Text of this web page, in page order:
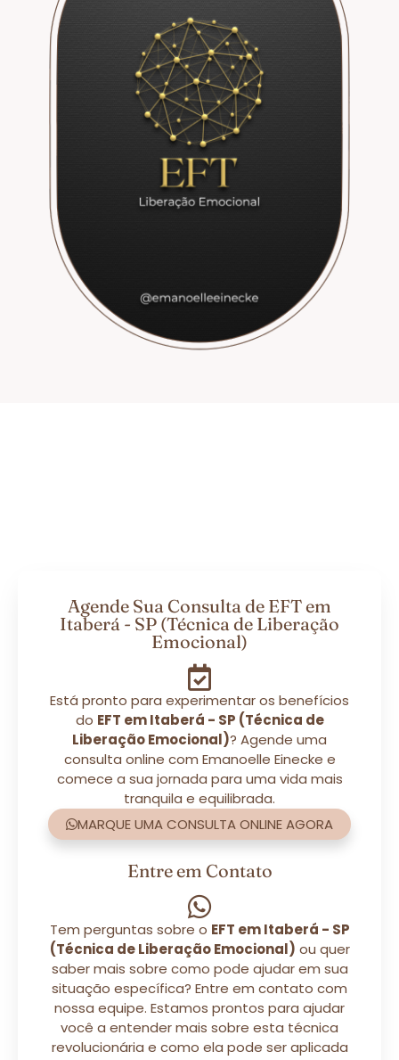
Agende Sua Consulta de EFT em
Itaberá - SP (Técnica de Liberação
Emocional)
Está pronto para experimentar os benefícios
do EFT em Itaberá - SP (Técnica de
Liberação Emocional)? Agende uma
consulta online com Emanoelle Einecke e
comece a sua jornada para uma vida mais
tranquila e equilibrada.
MARQUE UMA CONSULTA ONLINE AGORA
Entre em Contato
Tem perguntas sobre o EFT em Itaberá - SP
(Técnica de Liberação Emocional) ou quer
saber mais sobre como pode ajudar em sua
situação específica? Entre em contato com
nossa equipe. Estamos prontos para ajudar
você a entender mais sobre esta técnica
revolucionária e como ela pode ser aplicada